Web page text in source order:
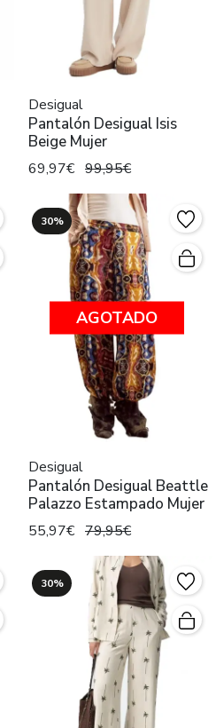
Desigual
Pantalón Desigual Isis
Beige Mujer
69,97€ 99,95€
30%
AGOTADO
Desigual
Pantalón Desigual Beattle
Palazzo Estampado Mujer
55,97€ 79,95€
30%